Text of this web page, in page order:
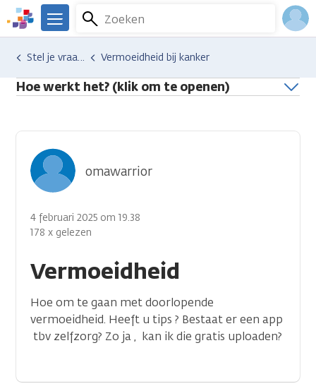
Overslaan
en
naar
inhoud
gaan
We
er
voor
je.
Zoeken
Menu
Hulp en ondersteuning
Stel je vraag aan een professional Vermoeidheid bij kanker
Hoe werkt het? (klik om te openen)
Vermoeidheid
omawarrior
4 februari 2025 om 19.38
178 x gelezen
Hoe om te gaan met doorlopende
vermoeidheid. Heeft u tips ? Bestaat er een app
tbv zelfzorg? Zo ja , kan ik die gratis uploaden?